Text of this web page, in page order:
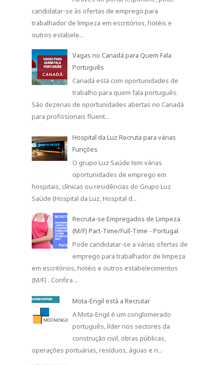
candidatar-se às ofertas de emprego para
trabalhador de limpeza em escritórios, hotéis e
outros estabele...
Vagas no Canadá para Quem Fala
Português
Canadá está com oportunidades de
trabalho para quem fala português.
São dezenas de oportunidades abertas no Canadá
para profissionais fluent...
Hospital da Luz Recruta para várias
Funções
O grupo Luz Saúde tem várias
oportunidades de emprego em
hospitais, clínicas ou residências do Grupo Luz
Saúde (Hospital da Luz, Hospital d...
Recruta-se Empregados de Limpeza
(M/F) Part-Time/Full-Time - Portugal
Pode candidatar-se a várias ofertas de
emprego para trabalhador de limpeza
em escritórios, hotéis e outros estabelecimentos
(M/F) . Confira ...
Mota-Engil está a Recrutar
A Mota-Engil é um conglomerado
português, líder nos sectores da
construção civil, obras públicas,
operações portuárias, resíduos, águas e n...